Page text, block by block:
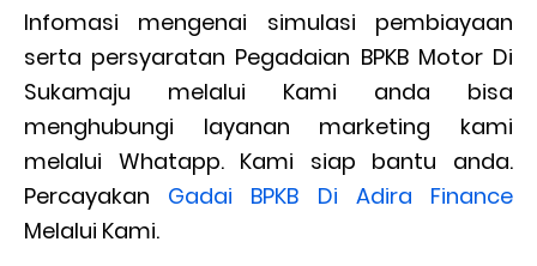
Infomasi mengenai simulasi pembiayaan
serta persyaratan Pegadaian BPKB Motor Di
Sukamaju melalui Kami anda bisa
menghubungi layanan marketing kami
melalui Whatapp. Kami siap bantu anda.
Percayakan Gadai BPKB Di Adira Finance
Melalui Kami.